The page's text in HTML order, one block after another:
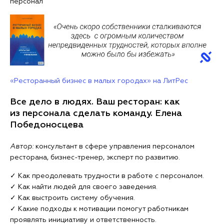
персонал
«Ресторанный бизнес в малых городах» на ЛитРес
Все дело в людях. Ваш ресторан: как
из персонала сделать команду. Елена
Победоносцева
Автор:консультант в сфере управления персоналом
ресторана, бизнес-тренер, эксперт по развитию.
✓ Как преодолевать трудности в работе с персоналом.
✓ Как найти людей для своего заведения.
✓ Как выстроить систему обучения.
✓ Какие подходы к мотивации помогут работникам
проявлять инициативу и ответственность.